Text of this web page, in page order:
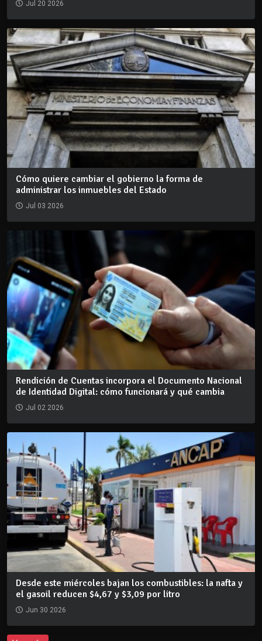
Jul 20 2026
Cómo quiere cambiar el gobierno la forma de
administrar los inmuebles del Estado
Jul 03 2026
Rendición de Cuentas incorpora el Documento Nacional
de Identidad Digital: cómo funcionará y qué cambia
Jul 02 2026
Desde este miércoles bajan los combustibles: la nafta y
el gasoil reducen $4,67 y $3,09 por litro
Jun 30 2026